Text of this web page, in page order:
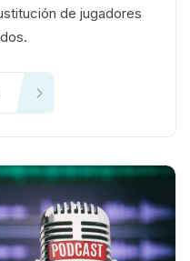
de jugadores